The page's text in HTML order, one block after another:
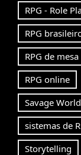
RPG - Role
RPG
RPG de
RPG online
Savage
sistemas de
Storytelling